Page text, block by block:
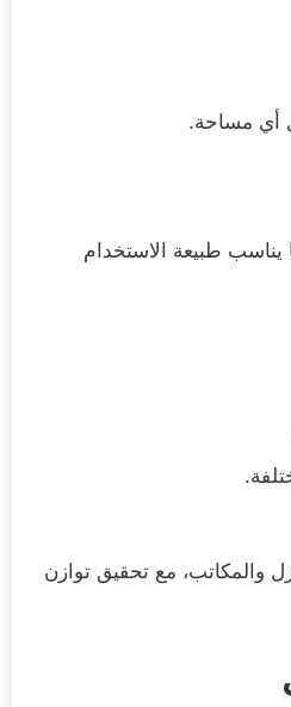
أي مساحة.
يناسب طبيعة الاستخدام
والمكاتب، مع تحقيق توازن